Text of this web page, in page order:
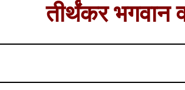
तीर्थंकर भगवान